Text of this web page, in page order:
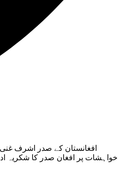
افغانستان کے صدر اشرف
خواہشات پر افغان صدر کا شکریہ